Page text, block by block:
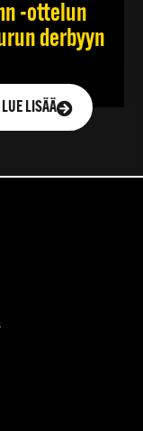
-ottelun
derbyyn
LUE LISÄÄ